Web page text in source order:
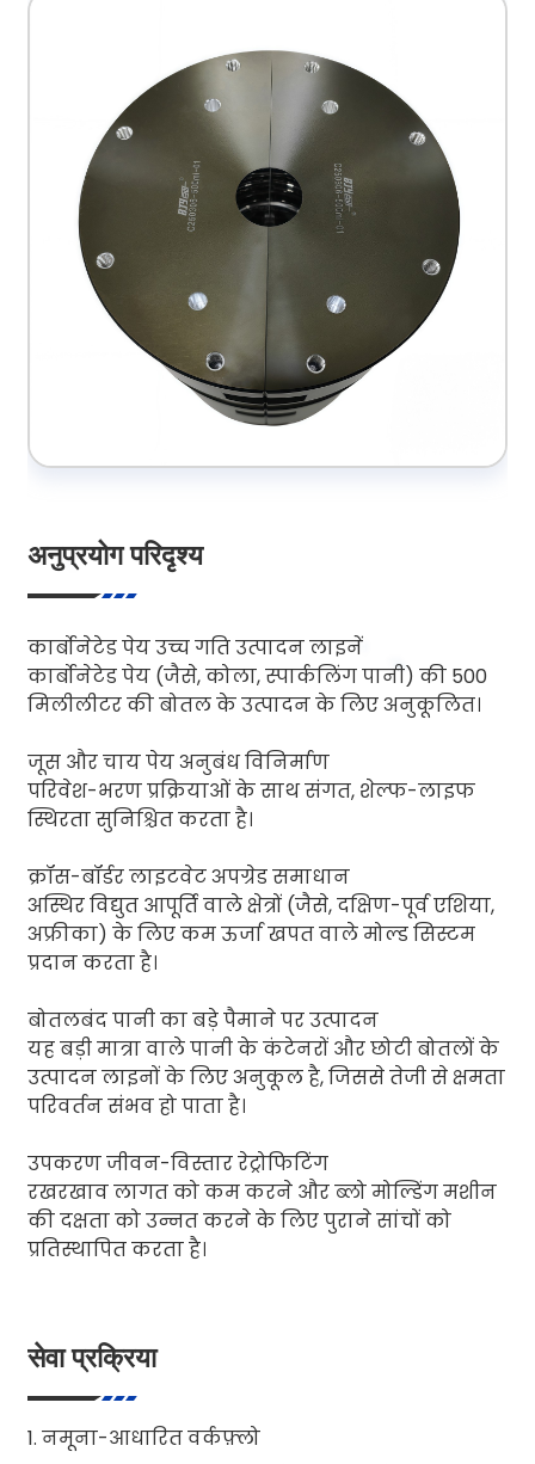
अनुप्रयोग परिदृश्य
कार्बोनेटेड पेय उच्च गति उत्पादन लाइनें
कार्बोनेटेड पेय (जैसे, कोला, स्पार्कलिंग पानी) की 500
मिलीलीटर की बोतल के उत्पादन के लिए अनुकूलित।
जूस और चाय पेय अनुबंध विनिर्माण
परिवेश-भरण प्रक्रियाओं के साथ संगत, शेल्फ-लाइफ
स्थिरता सुनिश्चित करता है।
क्रॉस-बॉर्डर लाइटवेट अपग्रेड समाधान
अस्थिर विद्युत आपूर्ति वाले क्षेत्रों (जैसे, दक्षिण-पूर्व एशिया,
अफ्रीका) के लिए कम ऊर्जा खपत वाले मोल्ड सिस्टम
प्रदान करता है।
बोतलबंद पानी का बड़े पैमाने पर उत्पादन
यह बड़ी मात्रा वाले पानी के कंटेनरों और छोटी बोतलों के
उत्पादन लाइनों के लिए अनुकूल है, जिससे तेजी से क्षमता
परिवर्तन संभव हो पाता है।
उपकरण जीवन-विस्तार रेट्रोफिटिंग
रखरखाव लागत को कम करने और ब्लो मोल्डिंग मशीन
की दक्षता को उन्नत करने के लिए पुराने सांचों को
प्रतिस्थापित करता है।
सेवा प्रक्रिया
1. नमूना-आधारित वर्कफ़्लो